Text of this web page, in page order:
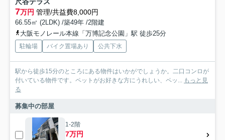
尺谷テラス
7万円 管理/共益費8,000円
66.55㎡ (2LDK) /築49年 /2階建
大阪モノレール本線「万博記念公園」駅 徒歩25分
駐輪場 バイク置場あり 公共下水
駅から徒歩15分のところにある物件はいかがでしょうか。二口コンロが
付いている物件です。ペットがお好きな方にうれしい、ペッ... もっと見
る
募集中の部屋
1-2階
7万円